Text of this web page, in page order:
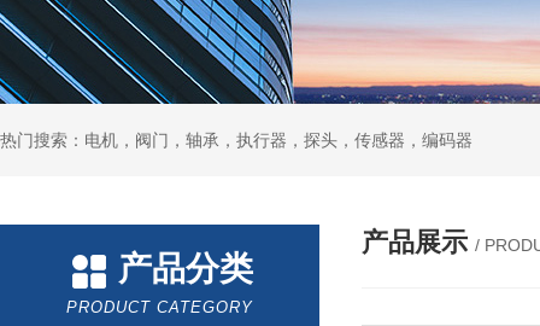
热门搜索：电机，阀门，轴承，执行器，探头，传感器，编码器
产品分类
PRODUCT CATEGORY
产品展示 /